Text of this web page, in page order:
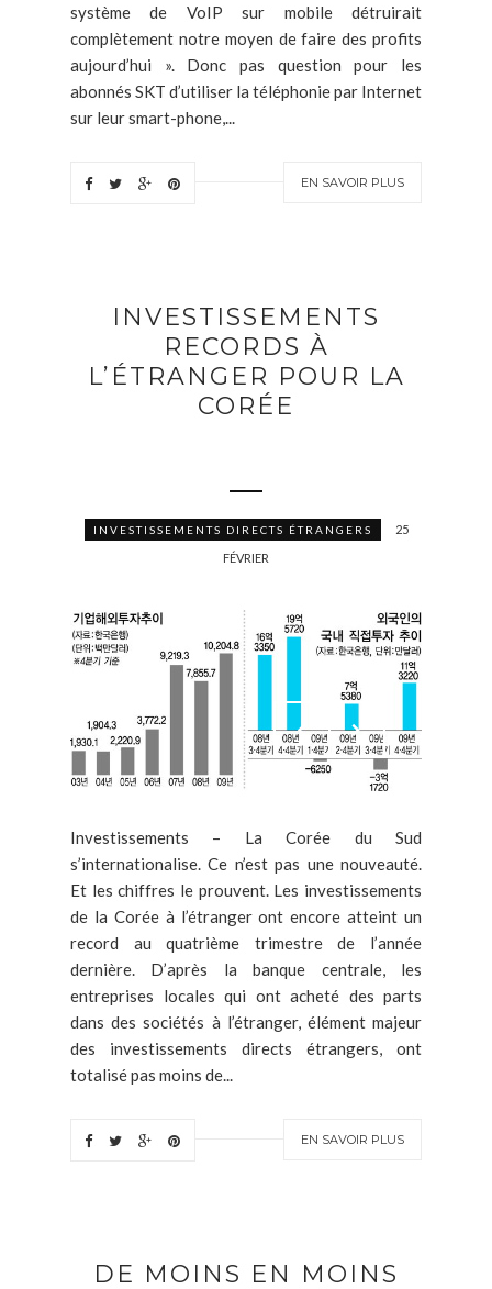
système de VoIP sur mobile détruirait
complètement notre moyen de faire des profits
aujourd’hui ». Donc pas question pour les
abonnés SKT d’utiliser la téléphonie par Internet
sur leur smart-phone,...
EN SAVOIR PLUS
INVESTISSEMENTS
RECORDS À
L’ÉTRANGER POUR LA
CORÉE
INVESTISSEMENTS DIRECTS ÉTRANGERS
25
FÉVRIER
Investissements – La Corée du Sud
s’internationalise. Ce n’est pas une nouveauté.
Et les chiffres le prouvent. Les investissements
de la Corée à l’étranger ont encore atteint un
record au quatrième trimestre de l’année
dernière. D’après la banque centrale, les
entreprises locales qui ont acheté des parts
dans des sociétés à l’étranger, élément majeur
des investissements directs étrangers, ont
totalisé pas moins de...
EN SAVOIR PLUS
DE MOINS EN MOINS